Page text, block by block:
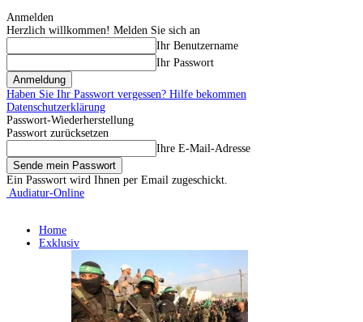
Anmelden
Herzlich willkommen! Melden Sie sich an
Ihr Benutzername
Ihr Passwort
Haben Sie Ihr Passwort vergessen? Hilfe bekommen
Datenschutzerklärung
Passwort-Wiederherstellung
Passwort zurücksetzen
Ihre E-Mail-Adresse
Ein Passwort wird Ihnen per Email zugeschickt.
Audiatur-Online
Home
Exklusiv